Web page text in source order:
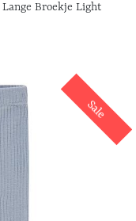
Lange Broekje Light
Sale